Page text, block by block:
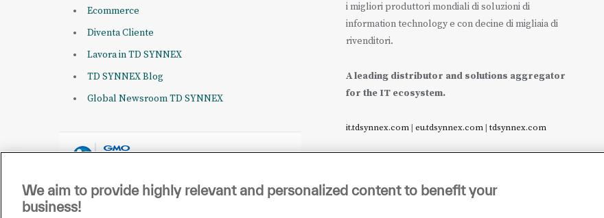
Ecommerce
Diventa Cliente
Lavora in TD SYNNEX
TD SYNNEX Blog
Global Newsroom TD SYNNEX
i migliori produttori mondiali di soluzioni di
information technology e con decine di migliaia di
rivenditori.
A leading distributor and solutions aggregator
for the IT ecosystem.
it.tdsynnex.com| eu.tdsynnex.com|tdsynnex.com
We aim to provide highly relevant and personalized content to benefit your
business!